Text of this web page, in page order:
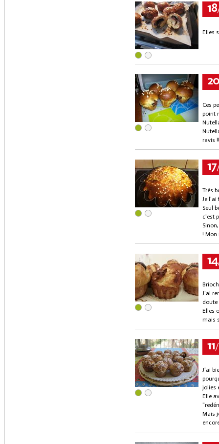
18
Elles
20
Ces
point
ravis
17
Très
Je l'ai
Seul
c'est
! Mon
14
J'ai
doute
Elles
mais
11
J'ai
jolies
Elle
Mais